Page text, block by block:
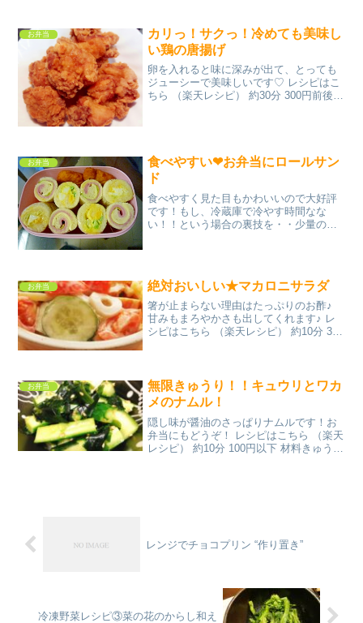
お弁当
カリっ！サクっ！冷めても美味し
い鶏の唐揚げ
卵を入れると味に深みが出て、とっても
ジューシーで美味しいです♡ レシピはこ
ちら （楽天レシピ） 約30分 300円前後
お弁当
食べやすい❤お弁当にロールサン
ド
食べやすく見た目もかわいいので大好評
です！もし、冷蔵庫で冷やす時間なな
い！！という場合の裏技を・・少量のバ
お弁当 絶対おいしい★マカロニサラダ
箸が止まらない理由はたっぷりのお酢♪
甘みもまろやかさも出してくれます♪ レ
シピはこちら （楽天レシピ） 約10分 300
お弁当
無限きゅうり！！キュウリとワカ
メのナムル！
隠し味が醤油のさっぱりナムルです！お
弁当にもどうぞ！ レシピはこちら （楽天
レシピ） 約10分 100円以下 材料きゅうり
レンジでチョコプリン “作り置き”
冷凍野菜レシピ③菜の花のからし和え